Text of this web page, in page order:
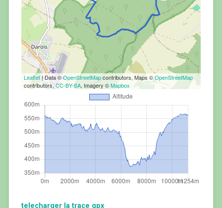
Leaflet| Data ©OpenStreetMapcontributors, Maps ©OpenStreetMap
contributors,CC-BY-SA, Imagery ©Mapbox
telecharger la trace gpx